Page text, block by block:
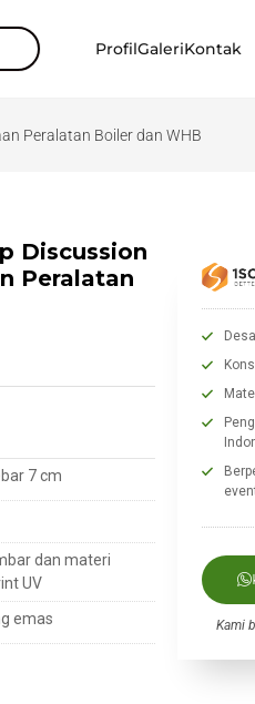
ProfilGaleriKontak
Peralatan Boiler dan WHB
Discussion
Peralatan
7 cm
dan materi
UV
emas Kami